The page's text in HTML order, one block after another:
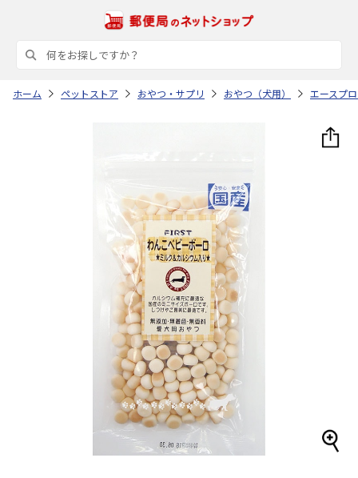
ホーム ペットストア おやつ・サプリ おやつ（犬用） エースプ